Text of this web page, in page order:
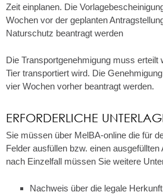
Zeit einplanen. Die
Wochen vor der geplanten
Naturschutz beantragt werden
Die Transportgenehmigung muss erteilt
Tier transportiert wird. Die
vier Wochen vorher beantragt werden.
ERFORDERLICHE
Sie müssen über MelBA-online die für
Felder ausfüllen bzw. einen
nach Einzelfall müssen Sie weitere
Nachweis über die legale